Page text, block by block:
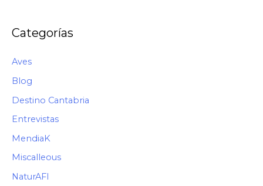
Categorías
Aves
Blog
Destino Cantabria
Entrevistas
MendiaK
Miscalleous
NaturAFI